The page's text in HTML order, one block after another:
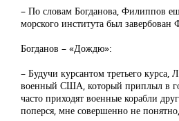
– По словам Богданова, Филиппов
морского института был завербован
Богданов – «Дождю»:
– Будучи курсантом третьего курса,
военный США, который приплыл в
часто приходят военные корабли
поперся, мне совершенно не